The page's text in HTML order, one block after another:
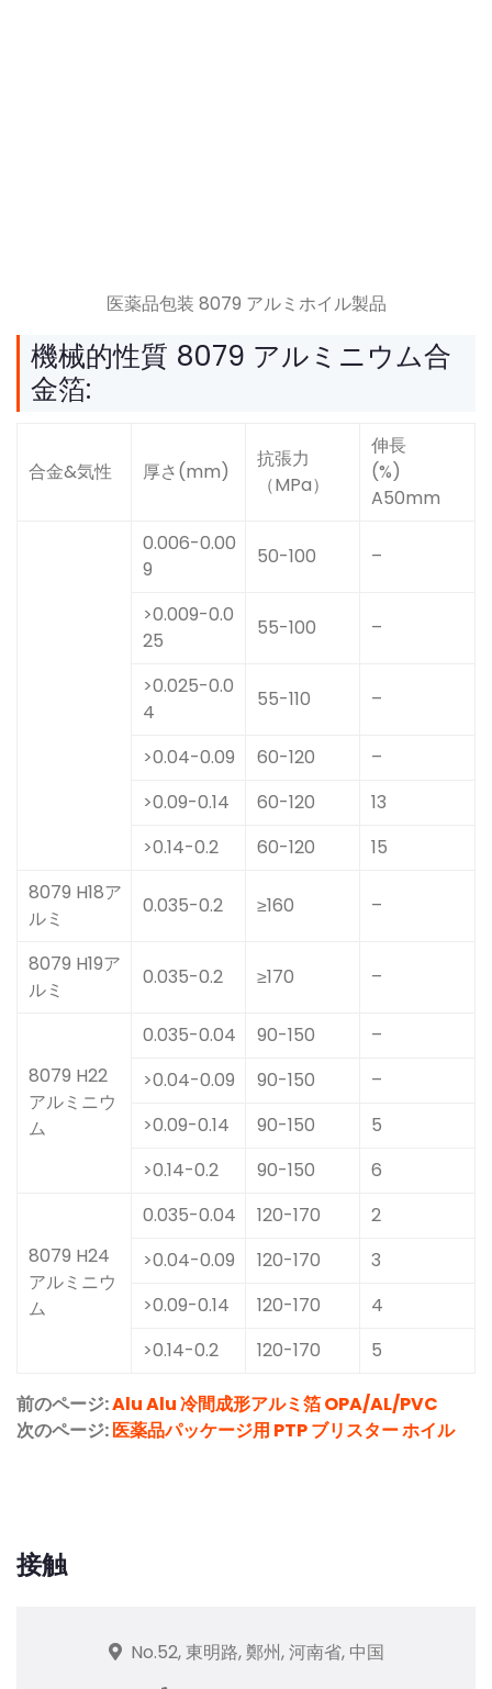
医薬品包装 8079 アルミホイル製品
機械的性質 8079 アルミニウム合
金箔:
合金&気性 厚さ(mm)
抗張力
（MPa）
伸長
(%)
A50mm
0.006-0.00
9
50-100 –
>0.009-0.0
25
55-100 –
>0.025-0.0
4
55-110 –
>0.04-0.09 60-120
–
>0.09-0.14
60-120
13
>0.14-0.2
60-120
15
8079 H18ア
ルミ
0.035-0.2 ≥160 –
8079 H19ア
ルミ
0.035-0.2 ≥170 –
8079 H22
アルミニウ
ム
0.035-0.04 90-150
–
>0.04-0.09
90-150
–
>0.09-0.14
90-150
5
>0.14-0.2
90-150 6
8079 H24
アルミニウ
ム
0.035-0.04 120-170
2
>0.04-0.09
120-170
3
>0.09-0.14
120-170
4
>0.14-0.2
120-170 5
前のページ:Alu Alu 冷間成形アルミ箔 OPA/AL/PVC
次のページ:医薬品パッケージ用 PTP ブリスター ホイル
接触
No.52, 東明路, 鄭州, 河南省, 中国